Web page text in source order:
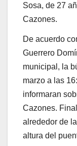
Sosa, de 27
Cazones.
De acuerdo
Guerrero
municipal, la
marzo a las
informaran
Cazones.
alrededor de
altura del